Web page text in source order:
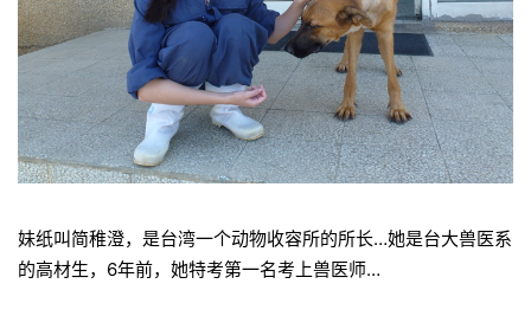
妹纸叫简稚澄，是台湾一个动物收容所的所长…她是台大兽医系
的高材生，6年前，她特考第一名考上兽医师…